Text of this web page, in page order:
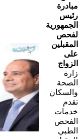
مبادرة
رئيس
الجمهورية
لفحص
المقبلين
على
الزواج
زارة
الصحة
والسكان
تقدم
خدمات
الفحص
الطبي